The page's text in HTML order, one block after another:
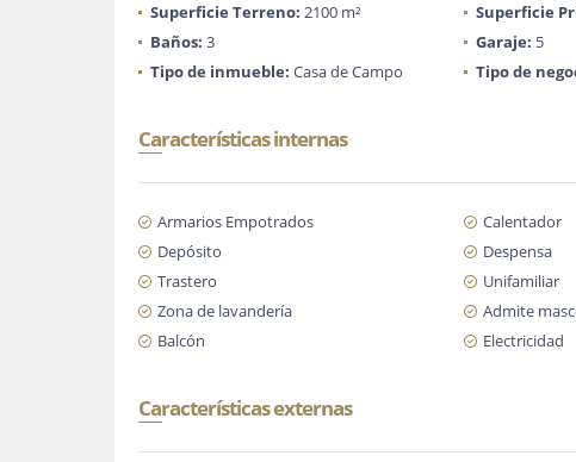
Superficie Terreno: 2100 m² Superficie
Baños: 3 Garaje: 5
Tipo de inmueble: Casa de Campo Tipo de
Características internas
Armarios Empotrados Calentador
Depósito
Despensa
Trastero
Unifamiliar
Zona de lavandería
Admite
Balcón
Electricidad
Características externas